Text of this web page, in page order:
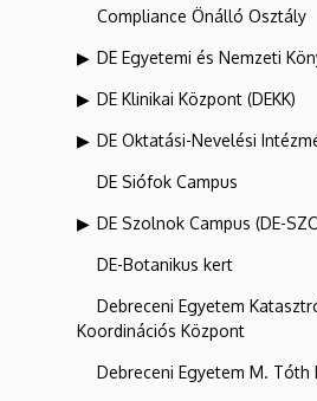
Compliance Önálló Osztály
DE Egyetemi és Nemzeti
DE Klinikai Központ (DEKK)
DE Oktatási-Nevelési
DE Siófok Campus
DE Szolnok Campus (DE-
DE-Botanikus kert
Debreceni Egyetem
Koordinációs Központ
Debreceni Egyetem M.